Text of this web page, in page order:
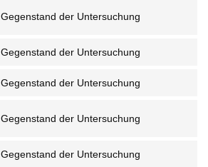
Gegenstand der Untersuchung
Gegenstand der Untersuchung
Gegenstand der Untersuchung
Gegenstand der Untersuchung
Gegenstand der Untersuchung